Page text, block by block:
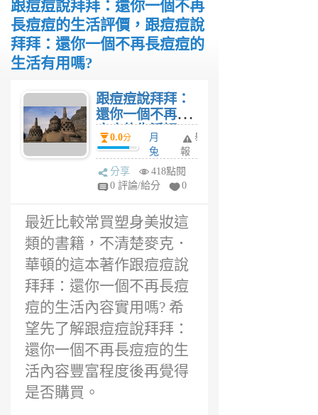
跟痘痘說拜拜：還你一個不再
長痘痘的生活評價，跟痘痘說
拜拜：還你一個不再長痘痘的
生活有用嗎?
跟痘痘說拜拜：
還你一個不再長
痘痘的生活評
價，跟痘痘說拜
拜：還你一個不
再長痘痘的生活
有用嗎?
0.0分
月
兔
1
年
舉
報
分享
418點閱
0 評論/給分
0
最近比較常買塑身美妝這
類的書籍，不清楚麥克．
華頓的這本著作跟痘痘說
拜拜：還你一個不再長痘
痘的生活內容實用嗎? 希
望先了解跟痘痘說拜拜：
還你一個不再長痘痘的生
活內容豐富程度後再覺得
是否購買。